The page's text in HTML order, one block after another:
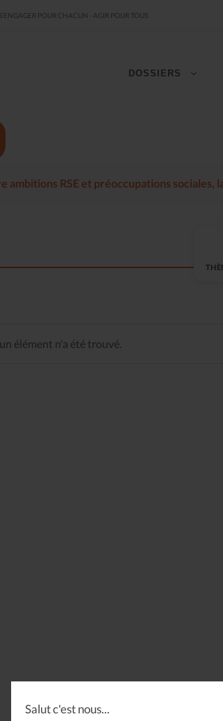
Salut c'est nous...
S'ENGAGER POUR CHACUN - AGIR POUR TOUS
DOSSIERS
ambitions RSE et préoccupations sociales,
élément n'a été trouvé.